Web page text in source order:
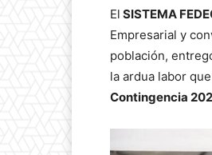
El SISTEMA
Empresarial y
población,
la ardua labor
Contingencia